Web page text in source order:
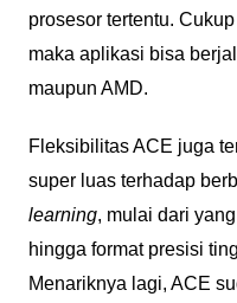
prosesor tertentu.
maka aplikasi bisa
maupun AMD.
Fleksibilitas ACE juga
super luas terhadap
learning, mulai dari
hingga format presisi
Menariknya lagi, ACE